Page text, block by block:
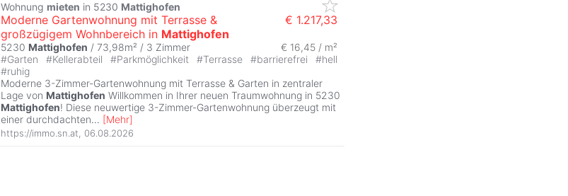
Wohnung mieten in 5230 Mattighofen
Moderne Gartenwohnung mit Terrasse &
großzügigem Wohnbereich in Mattighofen
€ 1.217,33
5230 Mattighofen / 73,98m² / 3 Zimmer
€ 16,45 / m²
#Garten #Kellerabteil #Parkmöglichkeit #Terrasse #barrierefrei #hell
#ruhig
Moderne 3-Zimmer-Gartenwohnung mit Terrasse & Garten in zentraler
Lage von Mattighofen Willkommen in Ihrer neuen Traumwohnung in 5230
Mattighofen! Diese neuwertige 3-Zimmer-Gartenwohnung überzeugt mit
einer durchdachten... [Mehr]
https://immo.sn.at 06.08.2026